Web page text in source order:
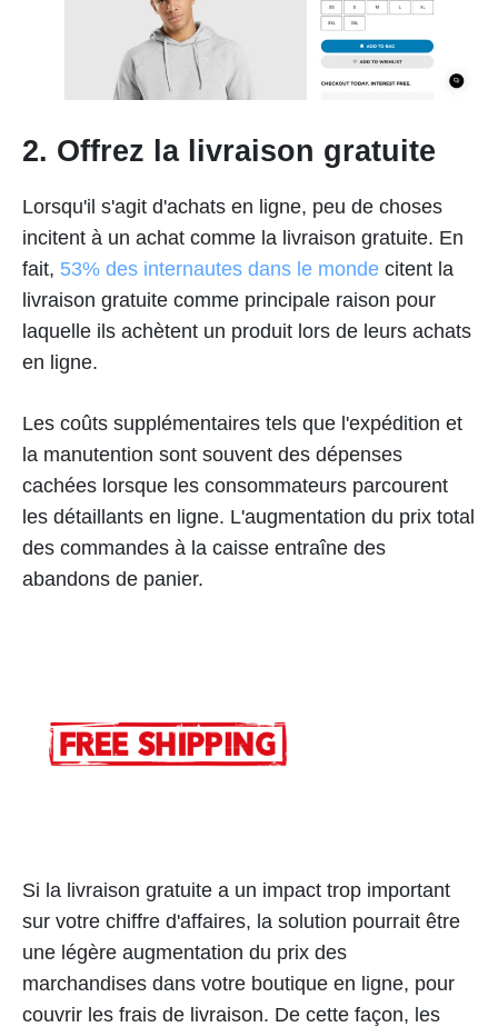
2. Offrez la livraison gratuite
Lorsqu'il s'agit d'achats en ligne, peu de choses
incitent à un achat comme la livraison gratuite. En
fait, 53% des internautes dans le monde citent la
livraison gratuite comme principale raison pour
laquelle ils achètent un produit lors de leurs achats
en ligne.
Les coûts supplémentaires tels que l'expédition et
la manutention sont souvent des dépenses
cachées lorsque les consommateurs parcourent
les détaillants en ligne. L'augmentation du prix total
des commandes à la caisse entraîne des
abandons de panier.
Si la livraison gratuite a un impact trop important
sur votre chiffre d'affaires, la solution pourrait être
une légère augmentation du prix des
marchandises dans votre boutique en ligne, pour
couvrir les frais de livraison. De cette façon, les